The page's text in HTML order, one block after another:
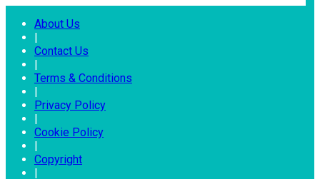
About Us
Contact Us
Terms & Conditions
Privacy Policy
Cookie Policy
Copyright